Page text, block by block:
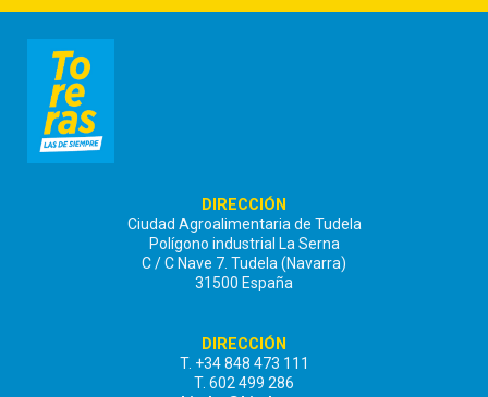
DIRECCIÓN
Ciudad Agroalimentaria de Tudela
Polígono industrial La Serna
C / C Nave 7. Tudela (Navarra)
31500 España
DIRECCIÓN
T. +34 848 473 111
T. 602 499 286